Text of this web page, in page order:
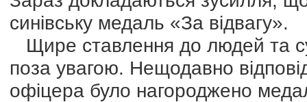
синівську медаль «За відвагу».
Щире ставлення до людей та
поза увагою. Нещодавно
офіцера було нагороджено